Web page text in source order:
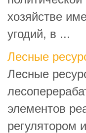
хозяйстве
угодий, в ...
Лесные
Лесные
элементов
регулятором